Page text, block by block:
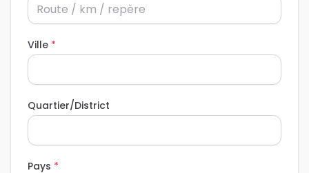
Ville *
Quartier/District
Pays *